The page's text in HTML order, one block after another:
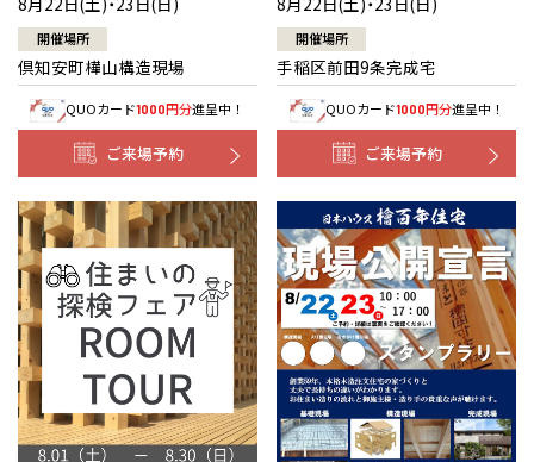
開催場所
倶知安町樺山構造現場
QUOカード1000円分進呈中！
ご来場予約
開催場所
手稲区前田9条完成宅
QUOカード1000円分進呈中！
ご来場予約
道東
山形
宮城
福島
長野
富山
石川
福井
神奈川
埼玉
千葉
茨城
栃木
群馬
愛知
岐阜
静岡
三重
近畿
大阪
京都
兵庫
奈良
滋賀
和歌山
中国・四国
岡山
香川
愛媛
鳥取
島根
広島
九州
福岡
佐賀
熊本
大分
宮崎
分譲マンション
※現住所のある都道府県以外の建築予定地の方でも現住所の有るお近
くの展示場又は店舗にお問合せください。移住の計画の方もご相談対
応します。お気軽にご相談ください。
道東
釧路
山形県
宮城県
仙台
福島県
会津
長野県
富山県
富山
石川県
福井県
福井
神奈川県
相模
埼玉県
埼玉
千葉県
千葉
柏
茨城県
水戸
栃木県
宇都宮
小山
群馬県
群馬
伊勢崎
愛知県
岐阜県
岐阜
静岡県
三重県
四日市
近畿
大阪府
大阪
京都府
京都
兵庫県
姫路
奈良県
奈良
中国・四国
岡山県
岡山
愛媛県
松山
九州
福岡県
福岡
佐賀県
佐賀
熊本県
熊本
大分県
大分
宮崎県
宮崎
鹿児島県
鹿児島